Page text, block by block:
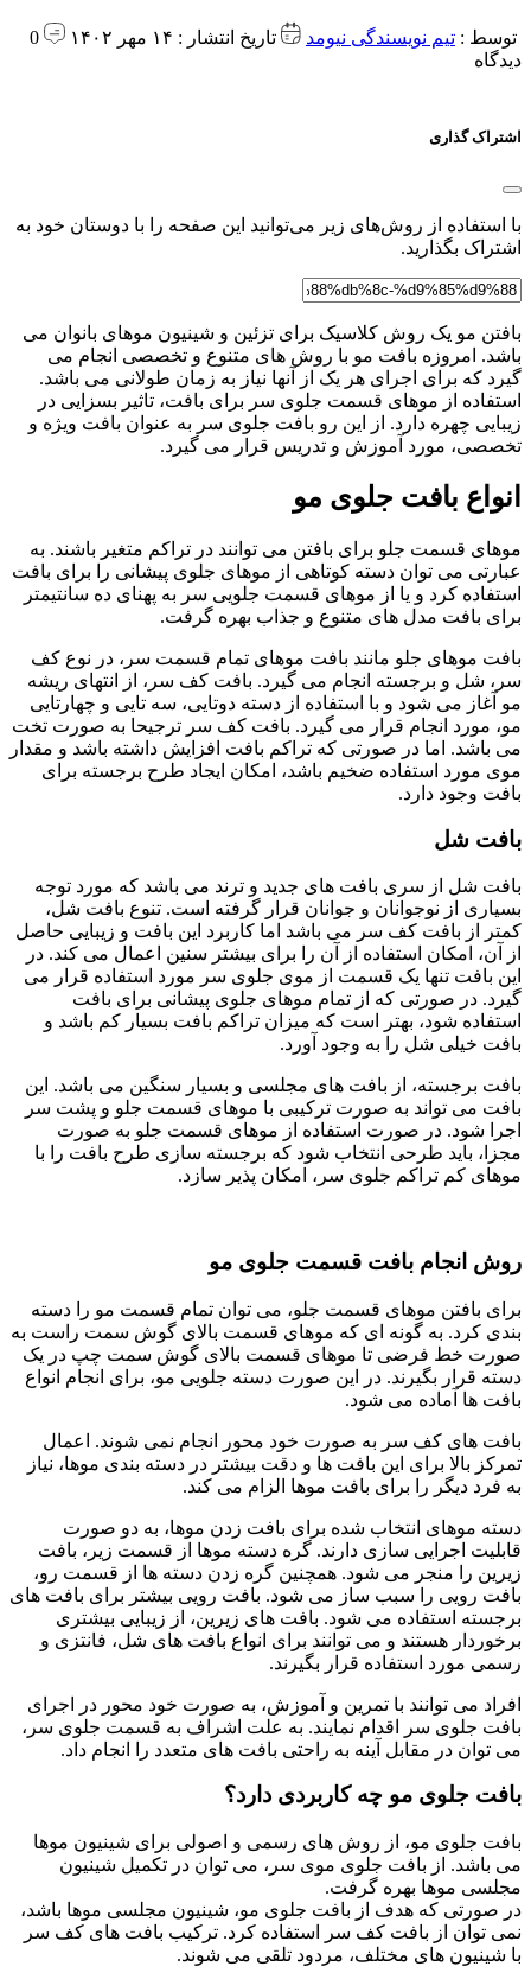
توسط : تیم نویسندگی نیومد تاریخ انتشار : ۱۴ مهر ۱۴۰۲
0
دیدگاه
اشتراک گذاری
با استفاده از روش‌های زیر می‌توانید این صفحه را با دوستان خود به
اشتراک بگذارید.
بافتن مو یک روش کلاسیک برای تزئین و شینیون موهای بانوان می‌
باشد. امروزه بافت مو با روش های متنوع و تخصصی انجام می
گیرد که برای اجرای هر یک از آنها نیاز به زمان طولانی می‌ باشد.
استفاده از موهای قسمت جلوی سر برای بافت، تاثیر بسزایی در
زیبایی چهره دارد. از این رو بافت جلوی سر به عنوان بافت ویژه و
تخصصی، مورد آموزش و تدریس قرار می گیرد.
انواع بافت جلوی مو
موهای قسمت جلو برای بافتن می توانند در تراکم متغیر باشند. به
عبارتی می توان دسته کوتاهی از موهای جلوی پیشانی را برای بافت
استفاده کرد و یا از موهای قسمت جلویی سر به پهنای ده سانتیمتر
برای بافت مدل های متنوع و جذاب بهره گرفت.
بافت موهای جلو مانند بافت موهای تمام قسمت سر، در نوع کف
سر، شل و برجسته انجام می گیرد. بافت کف سر، از انتهای ریشه
مو آغاز می‌ شود و با استفاده از دسته دوتایی، سه تایی و چهارتایی
مو، مورد انجام قرار می گیرد. بافت کف سر ترجیحا به صورت تخت
می‌ باشد. اما در صورتی که تراکم بافت افزایش داشته باشد و مقدار
موی مورد استفاده ضخیم باشد، امکان ایجاد طرح برجسته برای
بافت وجود دارد.
بافت شل
بافت شل از سری بافت های جدید و ترند می‌ باشد که مورد توجه
بسیاری از نوجوانان و جوانان قرار گرفته است. تنوع بافت شل،
کمتر از بافت کف سر می‌ باشد اما کاربرد این بافت و زیبایی حاصل
از آن، امکان استفاده از آن را برای بیشتر سنین اعمال می کند. در
این بافت تنها یک قسمت از موی جلوی سر مورد استفاده قرار می
گیرد. در صورتی که از تمام موهای جلوی پیشانی برای بافت
استفاده شود، بهتر است که میزان تراکم بافت بسیار کم باشد و
بافت خیلی شل را به وجود آورد.
بافت برجسته، از بافت های مجلسی و بسیار سنگین می‌ باشد. این
بافت می‌ تواند به صورت ترکیبی با موهای قسمت جلو و پشت سر
اجرا شود. در صورت استفاده از موهای قسمت جلو به صورت
مجزا، باید طرحی انتخاب شود که برجسته سازی طرح بافت را با
موهای کم تراکم جلوی سر، امکان پذیر سازد.
روش انجام بافت قسمت جلوی مو
برای بافتن موهای قسمت جلو، می‌ توان تمام قسمت مو را دسته
بندی کرد. به گونه ای که موهای قسمت بالای گوش سمت راست به
صورت خط فرضی تا موهای قسمت بالای گوش سمت چپ در یک
دسته قرار بگیرند. در این صورت دسته جلویی مو، برای انجام انواع
بافت ها آماده می‌ شود.
بافت های کف سر به صورت خود محور انجام نمی شوند. اعمال
تمرکز بالا برای این بافت ها و دقت بیشتر در دسته بندی موها، نیاز
به فرد دیگر را برای بافت موها الزام می‌ کند.
دسته موهای انتخاب شده برای بافت زدن موها، به دو صورت
قابلیت اجرایی سازی دارند. گره دسته موها از قسمت زیر، بافت
زیرین را منجر می‌ شود. همچنین گره زدن دسته ها از قسمت رو،
بافت رویی را سبب ساز می‌ شود. بافت رویی بیشتر برای بافت های
برجسته استفاده می‌ شود. بافت های زیرین، از زیبایی بیشتری
برخوردار هستند و می توانند برای انواع بافت های شل، فانتزی و
رسمی مورد استفاده قرار بگیرند.
افراد می توانند با تمرین و آموزش، به صورت خود محور در اجرای
بافت جلوی سر اقدام نمایند. به علت اشراف به قسمت جلوی سر،
می‌ توان در مقابل آینه به راحتی بافت های متعدد را انجام داد.
بافت جلوی مو چه کاربردی دارد؟
بافت جلوی مو، از روش های رسمی و اصولی برای شینیون موها
می‌ باشد. از بافت جلوی موی سر، می‌ توان در تکمیل شینیون
مجلسی موها بهره گرفت.
در صورتی که هدف از بافت جلوی مو، شینیون مجلسی موها باشد،
نمی توان از بافت کف سر استفاده کرد. ترکیب بافت های کف سر
با شینیون های مختلف، مردود تلقی می‌ شوند.